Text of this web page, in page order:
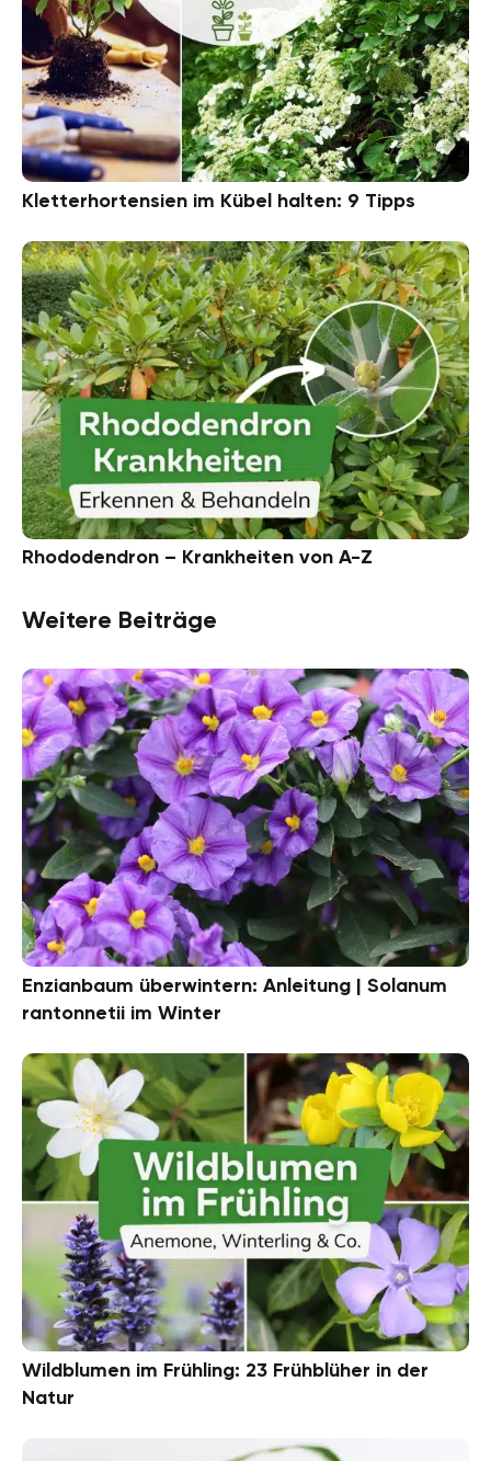
Kletterhortensien im Kübel halten: 9 Tipps
Rhododendron – Krankheiten von A-Z
Weitere Beiträge
Enzianbaum überwintern: Anleitung | Solanum
rantonnetii im Winter
Wildblumen im Frühling: 23 Frühblüher in der
Natur